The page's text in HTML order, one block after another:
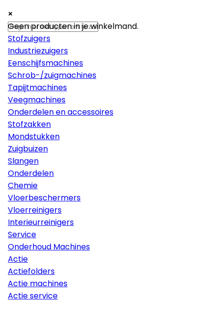
×
Machines
Stofzuigers
Industriezuigers
Eenschijfsmachines
Schrob-/zuigmachines
Tapijtmachines
Veegmachines
Onderdelen en accessoires
Stofzakken
Mondstukken
Zuigbuizen
Slangen
Onderdelen
Chemie
Vloerbeschermers
Vloerreinigers
Interieurreinigers
Service
Onderhoud Machines
Actie
Actiefolders
Actie machines
Actie service
×
×
Geen producten in je winkelmand.